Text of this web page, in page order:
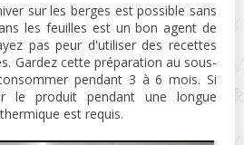
sur les berges est possible sans
les feuilles est un bon agent de
pas peur d'utiliser des recettes
Gardez cette préparation au sous-
pendant 3 à 6 mois. Si
le produit pendant une longue
est requis.